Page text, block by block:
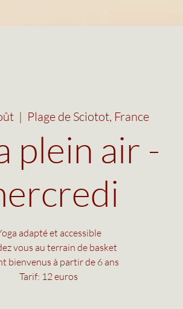
  |
Plage de Sciotot, France
plein air -
adapté et accessible
vous au terrain de basket
bienvenus à partir de 6 ans
Tarif: 12 euros